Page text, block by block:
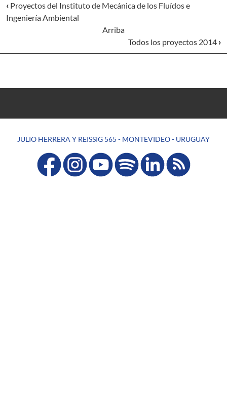
‹ Proyectos del Instituto de Mecánica de los Fluídos e
Ingeniería Ambiental
Arriba
Todos los proyectos 2014 ›
JULIO HERRERA Y REISSIG 565 - MONTEVIDEO - URUGUAY